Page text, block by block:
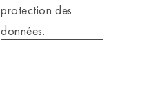
protection des
données.